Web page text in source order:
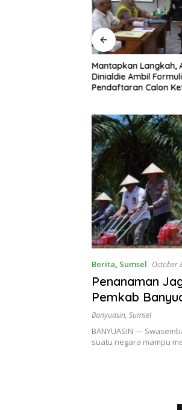
Mantapkan Langkah,
Dinialdie Ambil
Pendaftaran Calon
Berita, Sumsel October
Penanaman
Pemkab
Ketahanan
Banyuasin, Sumsel
BANYUASIN —
suatu negara mampu